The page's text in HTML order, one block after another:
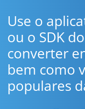
Use o
ou o SDK
converter
bem como
populares